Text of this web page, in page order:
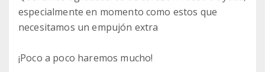
especialmente en momento como estos que
necesitamos un empujón extra
¡Poco a poco haremos mucho!